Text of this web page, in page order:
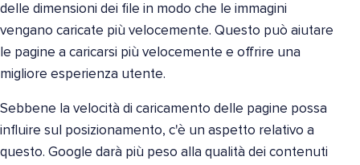
delle dimensioni dei file in modo che le immagini
vengano caricate più velocemente. Questo può aiutare
le pagine a caricarsi più velocemente e offrire una
migliore esperienza utente.
Sebbene la velocità di caricamento delle pagine possa
influire sul posizionamento, c'è un aspetto relativo a
questo. Google darà più peso alla qualità dei contenuti